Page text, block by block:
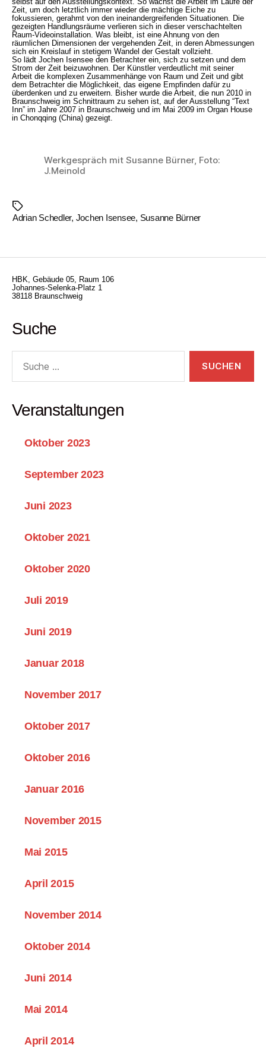
Zeit, um doch letztlich immer wieder die mächtige Eiche zu
fokussieren, gerahmt von den ineinandergreifenden Situationen. Die
gezeigten Handlungsräume verlieren sich in dieser verschachtelten
Raum-Videoinstallation. Was bleibt, ist eine Ahnung von den
räumlichen Dimensionen der vergehenden Zeit, in deren Abmessungen
sich ein Kreislauf in stetigem Wandel der Gestalt vollzieht.
So lädt Jochen Isensee den Betrachter ein, sich zu setzen und dem
Strom der Zeit beizuwohnen. Der Künstler verdeutlicht mit seiner
Arbeit die komplexen Zusammenhänge von Raum und Zeit und gibt
dem Betrachter die Möglichkeit, das eigene Empfinden dafür zu
überdenken und zu erweitern. Bisher wurde die Arbeit, die nun 2010 in
Braunschweig im Schnittraum zu sehen ist, auf der Ausstellung “Text
Inn” im Jahre 2007 in Braunschweig und im Mai 2009 im Organ House
in Chonqqing (China) gezeigt.
Werkgespräch mit Susanne Bürner, Foto:
J.Meinold
Schlagwörter
Adrian Schedler, Jochen Isensee, Susanne Bürner
HBK, Gebäude 05, Raum 106
Johannes-Selenka-Platz 1
38118 Braunschweig
Suche
nach:
Veranstaltungen
Oktober 2023
September 2023
Juni 2023
Oktober 2021
Oktober 2020
Juli 2019
Juni 2019
Januar 2018
November 2017
Oktober 2017
Oktober 2016
Januar 2016
November 2015
Mai 2015
April 2015
November 2014
Oktober 2014
Juni 2014
Mai 2014
April 2014